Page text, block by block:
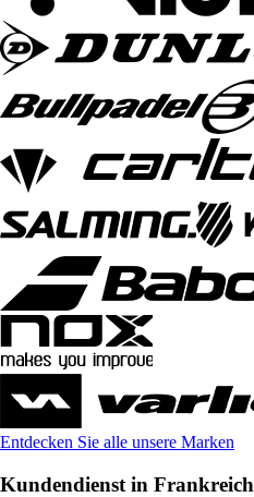
Entdecken Sie alle unsere Marken
Kundendienst in Frankreich